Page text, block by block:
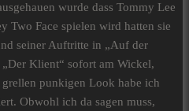
wurde dass Tommy Lee
Two Face spielen wird hatten sie
seiner Auftritte in „Auf der
Klient“ sofort am Wickel,
grellen punkigen Look habe ich
Obwohl ich da sagen muss,